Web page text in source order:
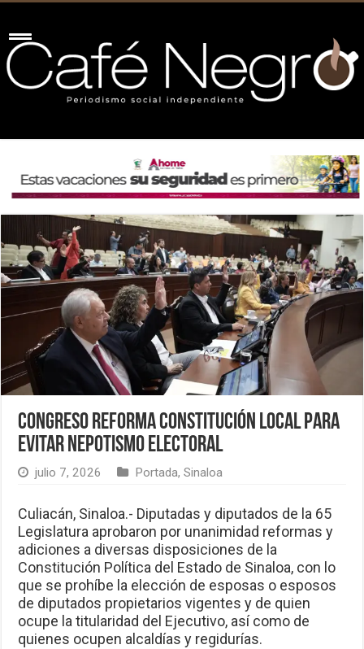
Congreso reforma Constitución local para
evitar nepotismo electoral
julio 7, 2026 Portada,Sinaloa
Culiacán, Sinaloa.- Diputadas y diputados de la 65
Legislatura aprobaron por unanimidad reformas y
adiciones a diversas disposiciones de la
Constitución Política del Estado de Sinaloa, con lo
que se prohíbe la elección de esposas o esposos
de diputados propietarios vigentes y de quien
ocupe la titularidad del Ejecutivo, así como de
quienes ocupen alcaldías y regidurías.